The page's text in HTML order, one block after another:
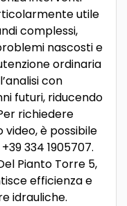
utile
complessi,
nascosti e
ordinaria
con
futuri, riducendo
richiedere
video, è possibile
334 1905707.
Pianto Torre 5,
efficienza e
idrauliche.